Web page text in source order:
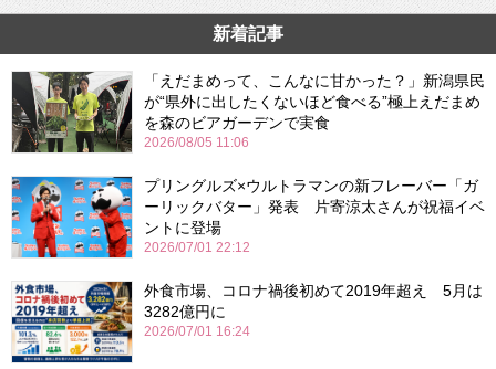
新着記事
「えだまめって、こんなに甘かった？」新潟県民
が“県外に出したくないほど食べる”極上えだまめ
を森のビアガーデンで実食
2026/08/05 11:06
プリングルズ×ウルトラマンの新フレーバー「ガ
ーリックバター」発表 片寄涼太さんが祝福イベ
ントに登場
2026/07/01 22:12
外食市場、コロナ禍後初めて2019年超え 5月は
3282億円に
2026/07/01 16:24